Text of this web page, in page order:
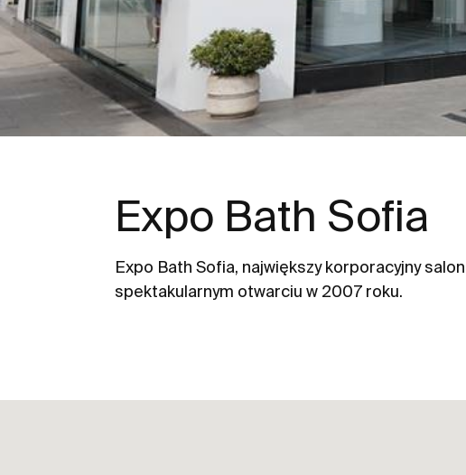
Expo Bath Sofia
Expo Bath Sofia, największy korporacyjny
spektakularnym otwarciu w 2007 roku.